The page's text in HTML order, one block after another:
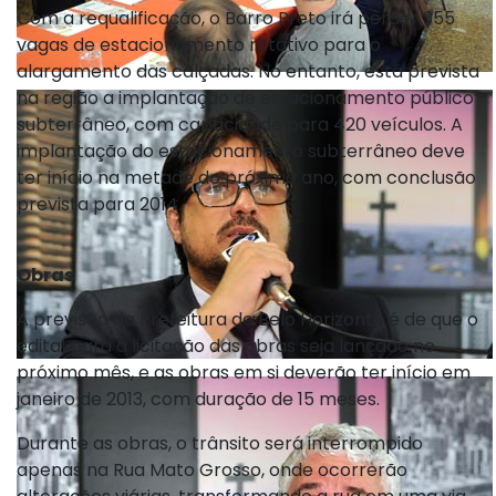
Com a requalificação, o Barro Preto irá perder 355
vagas de estacionamento rotativo para o
alargamento das calçadas. No entanto, está prevista
na região a implantação de estacionamento público
subterrâneo, com capacidade para 420 veículos. A
implantação do estacionamento subterrâneo deve
ter início na metade do próximo ano, com conclusão
prevista para 2014.
Obras
A previsão da Prefeitura de Belo Horizonte é de que o
edital para a licitação das obras seja lançado no
próximo mês, e as obras em si deverão ter início em
janeiro de 2013, com duração de 15 meses.
Durante as obras, o trânsito será interrompido
apenas na Rua Mato Grosso, onde ocorrerão